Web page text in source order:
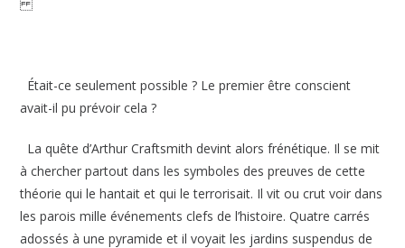
Était-ce seulement possible ? Le premier être conscient
avait-il pu prévoir cela ?
La quête d’Arthur Craftsmith devint alors frénétique. Il se mit
à chercher partout dans les symboles des preuves de cette
théorie qui le hantait et qui le terrorisait. Il vit ou crut voir dans
les parois mille événements clefs de l’histoire. Quatre carrés
adossés à une pyramide et il voyait les jardins suspendus de